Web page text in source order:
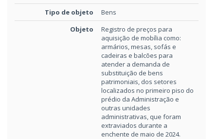
Tipo de objeto
Bens
Objeto
Registro de preços para
aquisição de mobília como:
armários, mesas, sofás e
cadeiras e balcões para
atender a demanda de
substituição de bens
patrimoniais, dos setores
localizados no primeiro piso do
prédio da Administração e
outras unidades
administrativas, que foram
extraviados durante a
enchente de maio de 2024.